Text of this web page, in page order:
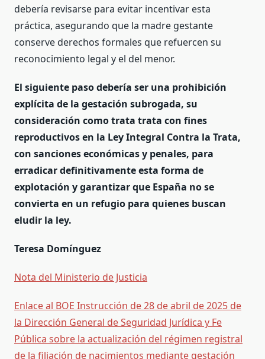
debería revisarse para evitar incentivar esta
práctica, asegurando que la madre gestante
conserve derechos formales que refuercen su
reconocimiento legal y el del menor.
El siguiente paso debería ser una prohibición
explícita de la gestación subrogada, su
consideración como trata trata con fines
reproductivos en la Ley Integral Contra la Trata,
con sanciones económicas y penales, para
erradicar definitivamente esta forma de
explotación y garantizar que España no se
convierta en un refugio para quienes buscan
eludir la ley.
Teresa Domínguez
Nota del Ministerio de Justicia
Enlace al BOE Instrucción de 28 de abril de 2025 de
la Dirección General de Seguridad Jurídica y Fe
Pública sobre la actualización del régimen registral
de la filiación de nacimientos mediante gestación